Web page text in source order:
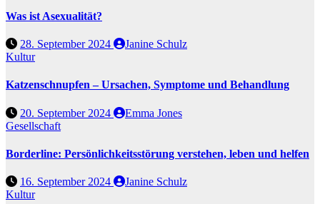
Was ist Asexualität?
28. September 2024
Janine Schulz
Kultur
Katzenschnupfen – Ursachen, Symptome und Behandlung
20. September 2024
Emma Jones
Gesellschaft
Borderline: Persönlichkeitsstörung verstehen, leben und helfen
16. September 2024
Janine Schulz
Kultur